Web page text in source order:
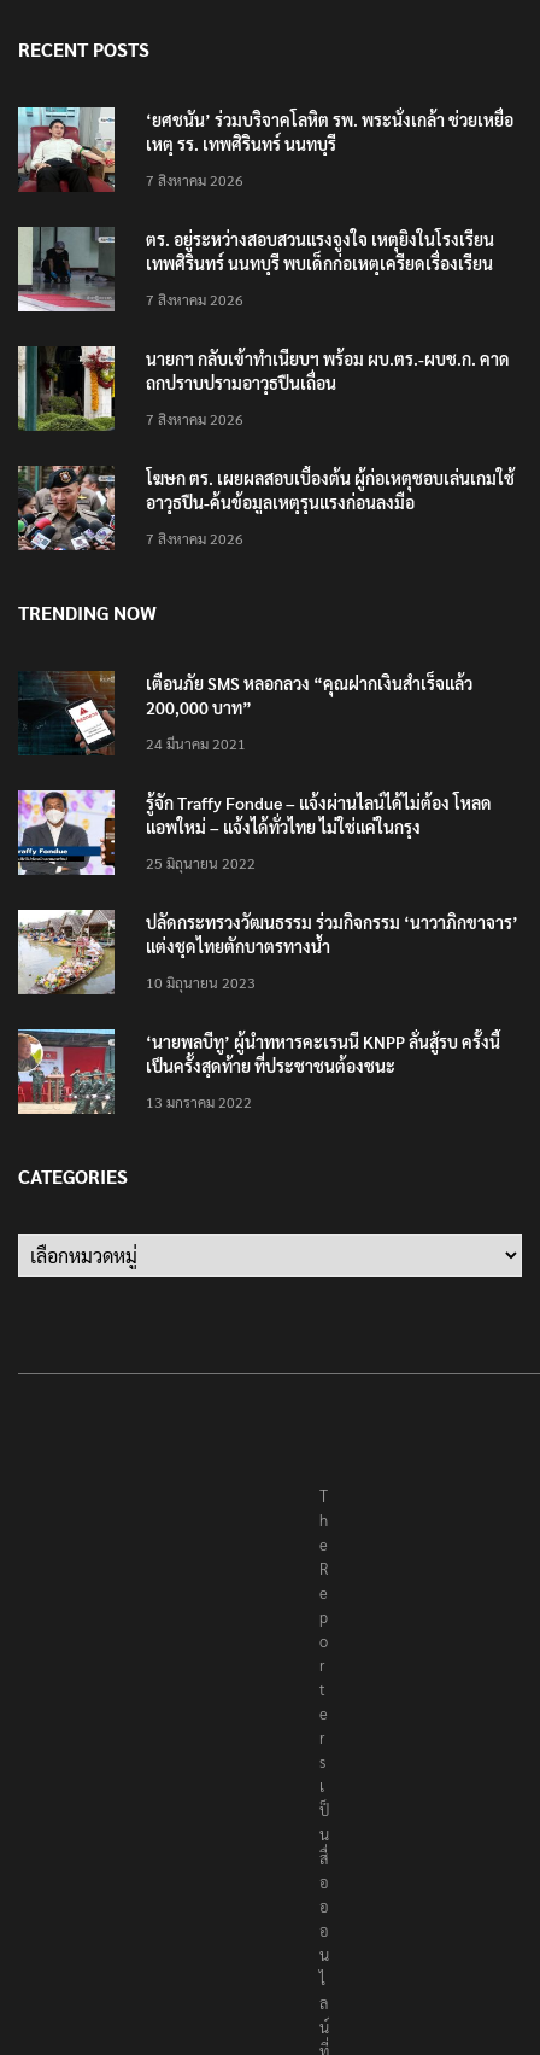
RECENT POSTS
‘ยศชนัน’ ร่วมบริจาคโลหิต รพ. พระนั่งเกล้า ช่วยเหยื่อ
เหตุ รร. เทพศิรินทร์ นนทบุรี
7 สิงหาคม 2026
ตร. อยู่ระหว่างสอบสวนแรงจูงใจ เหตุยิงในโรงเรียน
เทพศิรินทร์ นนทบุรี พบเด็กก่อเหตุเครียดเรื่องเรียน
7 สิงหาคม 2026
นายกฯ กลับเข้าทำเนียบฯ พร้อม ผบ.ตร.-ผบช.ก. คาด
ถกปราบปรามอาวุธปืนเถื่อน
7 สิงหาคม 2026
โฆษก ตร. เผยผลสอบเบื้องต้น ผู้ก่อเหตุชอบเล่นเกมใช้
อาวุธปืน-ค้นข้อมูลเหตุรุนแรงก่อนลงมือ
7 สิงหาคม 2026
TRENDING NOW
เตือนภัย SMS หลอกลวง “คุณฝากเงินสำเร็จแล้ว
200,000 บาท”
24 มีนาคม 2021
รู้จัก Traffy Fondue – แจ้งผ่านไลน์ได้ไม่ต้อง โหลด
แอพใหม่ – แจ้งได้ทั่วไทย ไม่ใช่แค่ในกรุง
25 มิถุนายน 2022
ปลัดกระทรวงวัฒนธรรม ร่วมกิจกรรม ‘นาวาภิกขาจาร’
แต่งชุดไทยตักบาตรทางน้ำ
10 มิถุนายน 2023
‘นายพลบีทู’ ผู้นำทหารคะเรนนี KNPP ลั่นสู้รบ ครั้งนี้
เป็นครั้งสุดท้าย ที่ประชาชนต้องชนะ
13 มกราคม 2022
CATEGORIES
Categories
T
h
e
R
e
p
o
r
t
e
r
s
เ
ป็
น
สื่
อ
อ
อ
น
ไ
ล
น์
ที่